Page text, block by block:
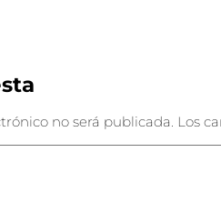
no será publicada. Los